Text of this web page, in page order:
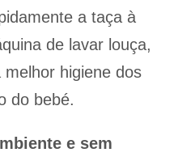
a taça à
de lavar louça,
higiene dos
do bebé.
e sem